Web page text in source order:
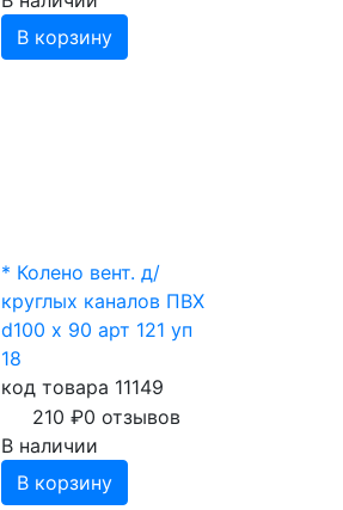
В корзину
* Колено вент. д/
круглых каналов ПВХ
d100 х 90 арт 121 уп
18
код товара 11149
210 ₽0 отзывов
В наличии
В корзину